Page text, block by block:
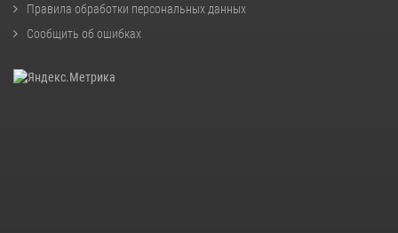
Правила обработки персональных данных
Сообщить об ошибках